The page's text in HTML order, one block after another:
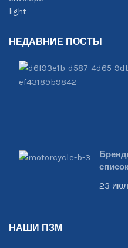
НЕДАВНИЕ ПОСТЫ
23
НАШИ ПЗМ